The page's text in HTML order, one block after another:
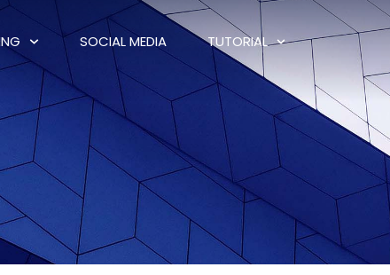
SOCIAL MEDIA TUTORIAL